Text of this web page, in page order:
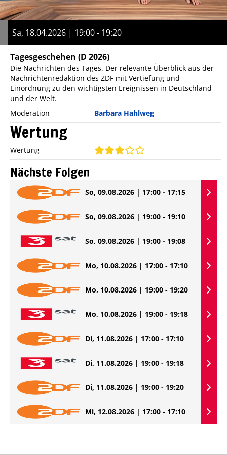
Sa, 18.04.2026 | 19:00 - 19:20
Tagesgeschehen (D 2026)
Die Nachrichten des Tages. Der relevante Überblick aus der
Nachrichtenredaktion des ZDF mit Vertiefung und
Einordnung zu den wichtigsten Ereignissen in Deutschland
und der Welt.
Moderation
Barbara Hahlweg
Wertung
Wertung
Nächste Folgen
So, 09.08.2026 | 17:00 - 17:15
So, 09.08.2026 | 19:00 - 19:10
So, 09.08.2026 | 19:00 - 19:08
Mo, 10.08.2026 | 17:00 - 17:10
Mo, 10.08.2026 | 19:00 - 19:20
Mo, 10.08.2026 | 19:00 - 19:18
Di, 11.08.2026 | 17:00 - 17:10
Di, 11.08.2026 | 19:00 - 19:18
Di, 11.08.2026 | 19:00 - 19:20
Mi, 12.08.2026 | 17:00 - 17:10